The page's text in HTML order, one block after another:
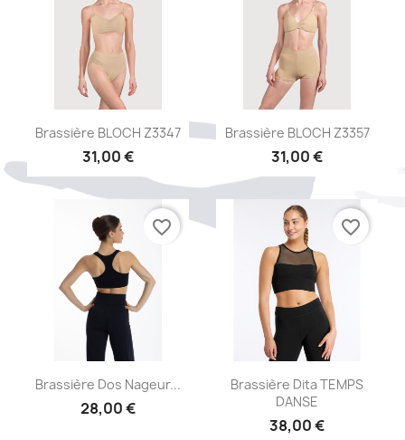
Aperçu rapide
Brassière BLOCH Z3347
31,00 €
Aperçu rapide
Brassière BLOCH Z3357
31,00 €
Aperçu rapide
Brassière Dos Nageur...
28,00 €
favorite_border
Aperçu rapide
Brassière Dita TEMPS
DANSE
38,00 €
favorite_border